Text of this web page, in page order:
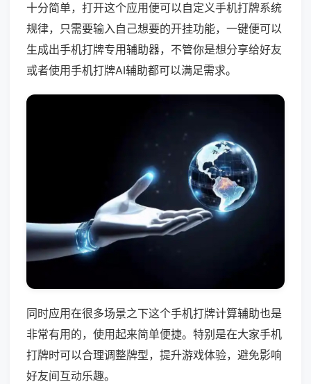
十分简单，打开这个应用便可以自定义手机打牌系统
规律，只需要输入自己想要的开挂功能，一键便可以
生成出手机打牌专用辅助器，不管你是想分享给好友
或者使用手机打牌AI辅助都可以满足需求。
同时应用在很多场景之下这个手机打牌计算辅助也是
非常有用的，使用起来简单便捷。特别是在大家手机
打牌时可以合理调整牌型，提升游戏体验，避免影响
好友间互动乐趣。